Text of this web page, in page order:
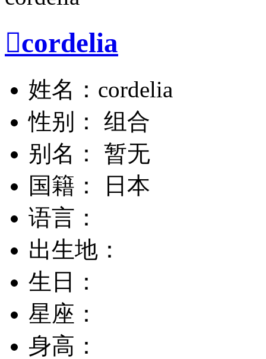
cordelia
姓名：cordelia
性别： 组合
别名： 暂无
国籍： 日本
语言：
出生地：
生日：
星座：
身高：